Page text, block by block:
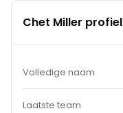
Chet Miller profiel
Volledige naam
Laatste team